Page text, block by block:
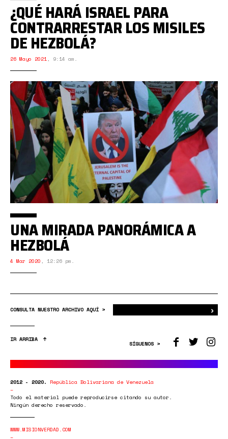
¿QUÉ HARÁ ISRAEL PARA
CONTRARRESTAR LOS MISILES
DE HEZBOLÁ?
26 Mayo 2021, 9:14 am.
UNA MIRADA PANORÁMICA A
HEZBOLÁ
4 Mar 2020 , 12:26 pm.
CONSULTA NUESTRO ARCHIVO AQUÍ > ›
IR ARRIBA
SÍGUENOS >
2012 - 2020. República Bolivariana de Venezuela
Todo el material puede reproducirse citando su autor.
Ningún derecho reservado.
WWW.MISIONVERDAD.COM